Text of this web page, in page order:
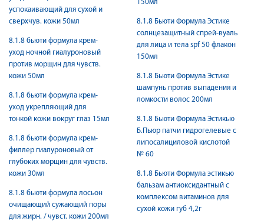
успокаивающий для сухой и
сверхчув. кожи 50мл
8.1.8 бьюти формула крем-
уход ночной гиалуроновый
против морщин для чувств.
кожи 50мл
8.1.8 бьюти формула крем-
уход укрепляющий для
тонкой кожи вокруг глаз 15мл
8.1.8 бьюти формула крем-
филлер гиалуроновый от
глубоких морщин для чувств.
кожи 30мл
8.1.8 бьюти формула лосьон
очищающий сужающий поры
для жирн. / чувст. кожи 200мл
150мл
8.1.8 Бьюти Формула Эстике
солнцезащитный спрей-вуаль
для лица и тела spf 50 флакон
150мл
8.1.8 Бьюти Формула Эстике
шампунь против выпадения и
ломкости волос 200мл
8.1.8 Бьюти Формула Эстикью
Б.Пьюр патчи гидрогелевые с
липосалициловой кислотой
№ 60
8.1.8 Бьюти Формула эстикью
бальзам антиоксидантный с
комплексом витаминов для
сухой кожи губ 4,2г